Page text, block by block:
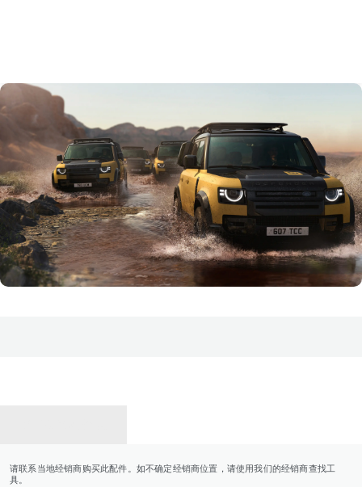
请联系当地经销商购买此配件。如不确定经销商位置，请使用我们的经销商查找工
具。